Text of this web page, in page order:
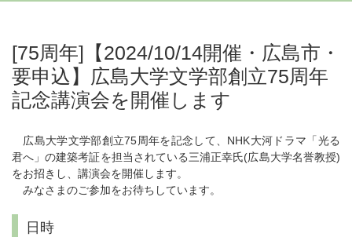
[75周年]【2024/10/14開催・広島市・
要申込】広島大学文学部創立75周年
記念講演会を開催します
広島大学文学部創立75周年を記念して、NHK大河ドラマ「光る
君へ」の建築考証を担当されている三浦正幸氏(広島大学名誉教授)
をお招きし、講演会を開催します。
みなさまのご参加をお待ちしています。
日時